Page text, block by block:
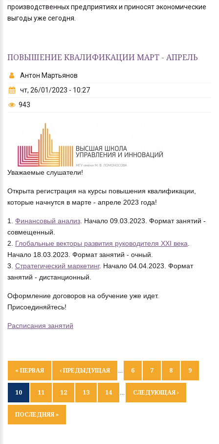
производственных предприятиях и приносят экономические
выгоды уже сегодня.
ПОВЫШЕНИЕ КВАЛИФИКАЦИИ МАРТ - АПРЕЛЬ
Антон Мартьянов
чт, 26/01/2023 - 10:27
943
Уважаемые слушатели!
Открыта регистрация на курсы повышения квалификации,
которые начнутся в марте - апреле 2023 года!
1. Финансовый анализ . Начало 09.03.2023. Формат занятий -
совмещенный.
2. Глобальные векторы развития руководителя XXI века
Начало 18.03.2023. Формат занятий - очный.
3. Стратегический маркетинг. Начало 04.04.2023. Формат
занятий - дистанционный.
Оформление договоров на обучение уже идет.
Присоединяйтесь!
Расписания занятий
СТРАНИЦЫ
« ПЕРВАЯ ‹ ПРЕДЫДУЩАЯ 6 7 8 9
10 11 12 13 14 СЛЕДУЮЩАЯ ›
ПОСЛЕДНЯЯ »